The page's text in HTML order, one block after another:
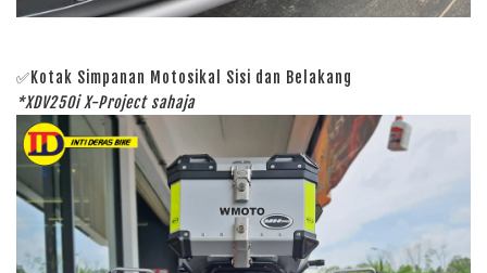
✅Kotak Simpanan Motosikal Sisi dan Belakang
*XDV250i X-Project sahaja